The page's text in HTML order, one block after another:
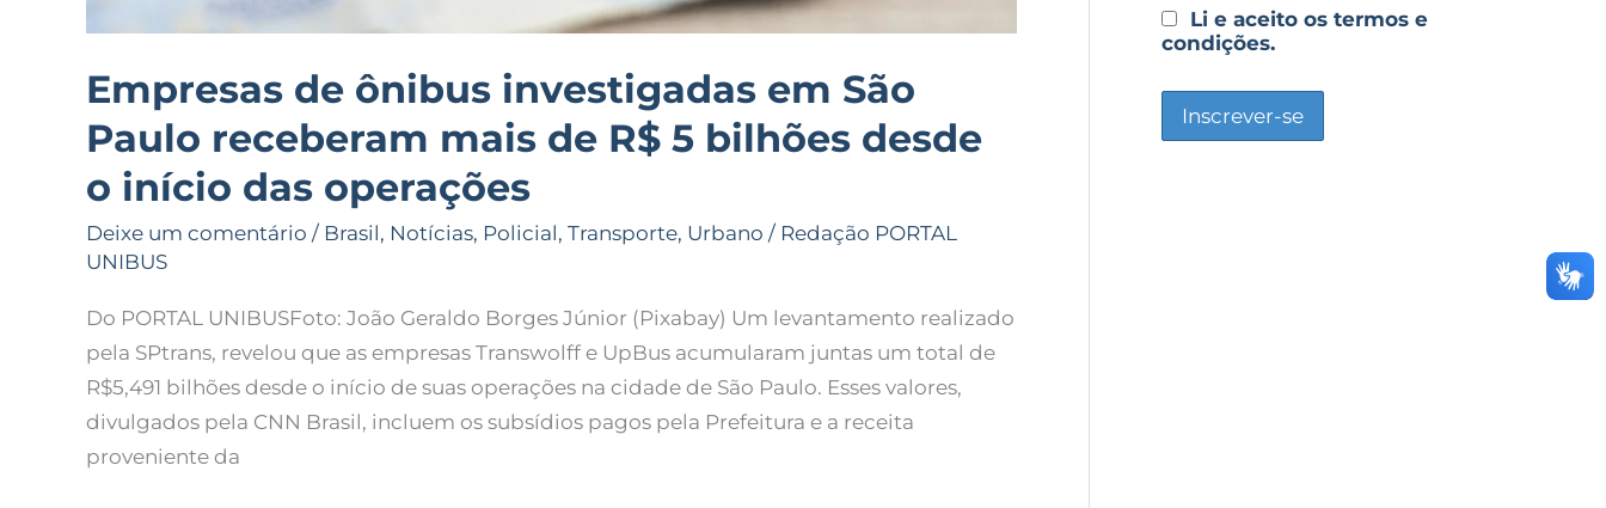
Empresas de ônibus investigadas em São
Paulo receberam mais de R$ 5 bilhões desde
o início das operações
Deixe um comentário / Brasil, Notícias, Policial, Transporte, Urbano / Redação PORTAL
UNIBUS
Do PORTAL UNIBUSFoto: João Geraldo Borges Júnior (Pixabay) Um levantamento realizado
pela SPtrans, revelou que as empresas Transwolff e UpBus acumularam juntas um total de
R$5,491 bilhões desde o início de suas operações na cidade de São Paulo. Esses valores,
divulgados pela CNN Brasil, incluem os subsídios pagos pela Prefeitura e a receita
proveniente da
Li e aceito os termos e
condições.